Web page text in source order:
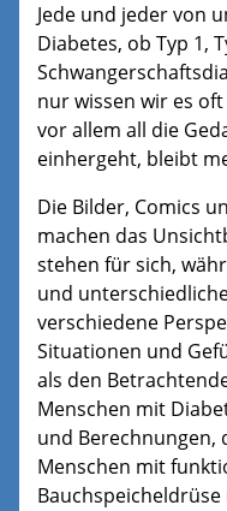
Jede und jeder von
Diabetes, ob Typ 1,
nur wissen wir es
vor allem all die
einhergeht, bleibt
Die Bilder, Comics
machen das
stehen für sich,
und
verschiedene
Situationen und
als den
Menschen mit
und Berechnungen,
Menschen mit